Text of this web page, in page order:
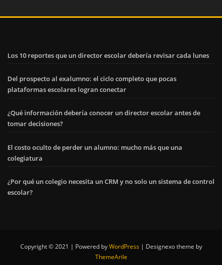
Los 10 reportes que un director escolar debería revisar cada lunes
Del prospecto al exalumno: el ciclo completo que pocas
plataformas escolares logran conectar
¿Qué información debería conocer un director escolar antes de
tomar decisiones?
El costo oculto de perder un alumno: mucho más que una
colegiatura
¿Por qué un colegio necesita un CRM y no solo un sistema de control
escolar?
Copyright © 2021 | Powered byWordPress | Designexo theme by
ThemeArile